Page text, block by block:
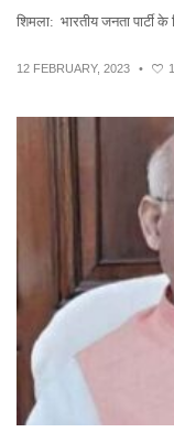
शिमला: भारतीय जनता पार्टी के
12 FEBRUARY, 2023 • 1